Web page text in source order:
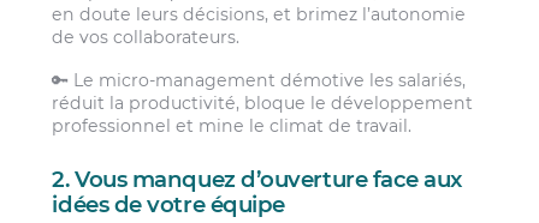
en doute leurs décisions, et brimez l’autonomie
de vos collaborateurs.
🔑 Le micro-management démotive les salariés,
réduit la productivité, bloque le développement
professionnel et mine le climat de travail.
2. Vous manquez d’ouverture face aux
idées de votre équipe